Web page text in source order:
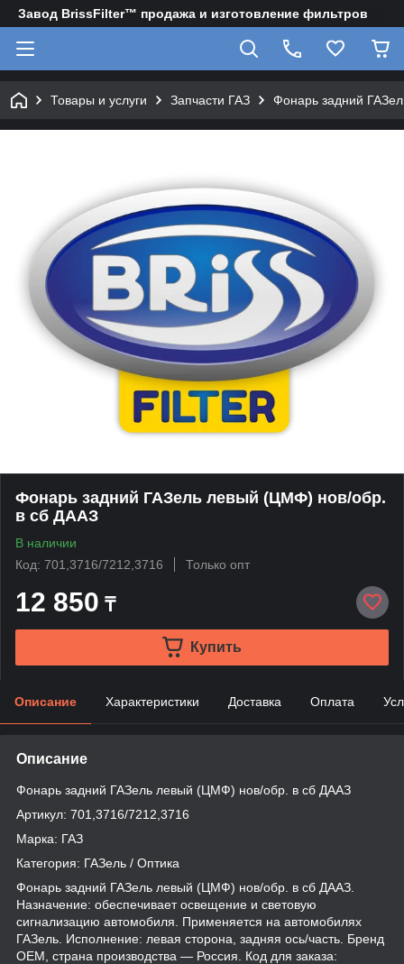
Завод BrissFilter™ продажа и изготовление фильтров
Товары и услуги Запчасти ГАЗ Фонарь задний
Фонарь задний ГАЗель левый (ЦМФ) нов/обр.
в сб ДААЗ
В наличии
Код: 701,3716/7212,3716
Только опт
12 850 ₸
Купить
Описание Характеристики Доставка Оплата
Описание
Фонарь задний ГАЗель левый (ЦМФ) нов/обр. в сб ДААЗ
Артикул: 701,3716/7212,3716
Марка: ГАЗ
Категория: ГАЗель / Оптика
Фонарь задний ГАЗель левый (ЦМФ) нов/обр. в сб ДААЗ.
Назначение: обеспечивает освещение и световую
сигнализацию автомобиля. Применяется на автомобилях
ГАЗель. Исполнение: левая сторона, задняя ось/часть. Бренд
OEM, страна производства — Россия. Код для заказа: